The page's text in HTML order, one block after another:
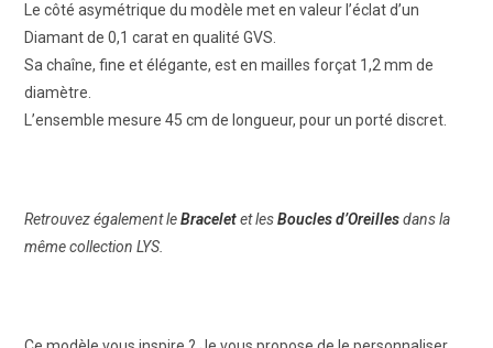
Le côté asymétrique du modèle met en valeur l’éclat d’un
Diamant de 0,1 carat en qualité GVS.
Sa chaîne, fine et élégante, est en mailles forçat 1,2 mm de
diamètre.
L’ensemble mesure 45 cm de longueur, pour un porté discret.
Retrouvez également leBraceletet lesBoucles d’Oreillesdans la
même collection LYS.